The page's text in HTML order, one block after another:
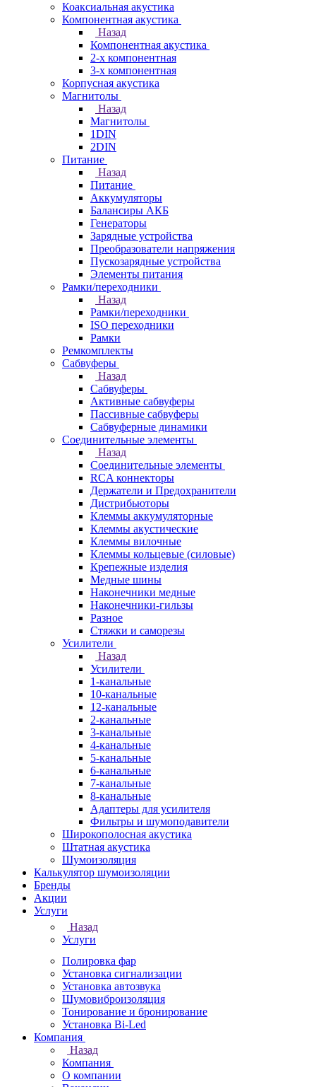
Коаксиальная акустика
Компонентная акустика
Назад
Компонентная акустика
2-х компонентная
3-х компонентная
Корпусная акустика
Магнитолы
Назад
Магнитолы
1DIN
2DIN
Питание
Назад
Питание
Аккумуляторы
Балансиры АКБ
Генераторы
Зарядные устройства
Преобразователи напряжения
Пускозарядные устройства
Элементы питания
Рамки/переходники
Назад
Рамки/переходники
ISO переходники
Рамки
Ремкомплекты
Сабвуферы
Назад
Сабвуферы
Активные сабвуферы
Пассивные сабвуферы
Сабвуферные динамики
Соединительные элементы
Назад
Соединительные элементы
RCA коннекторы
Держатели и Предохранители
Дистрибьюторы
Клеммы аккумуляторные
Клеммы акустические
Клеммы вилочные
Клеммы кольцевые (силовые)
Крепежные изделия
Медные шины
Наконечники медные
Наконечники-гильзы
Разное
Стяжки и саморезы
Усилители
Назад
Усилители
1-канальные
10-канальные
12-канальные
2-канальные
3-канальные
4-канальные
5-канальные
6-канальные
7-канальные
8-канальные
Адаптеры для усилителя
Фильтры и шумоподавители
Широкополосная акустика
Штатная акустика
Шумоизоляция
Калькулятор шумоизоляции
Бренды
Акции
Услуги
Назад
Услуги
Полировка фар
Установка сигнализации
Установка автозвука
Шумовиброизоляция
Тонирование и бронирование
Установка Bi-Led
Компания
Назад
Компания
О компании